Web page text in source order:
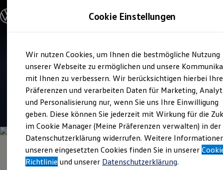
Hauptinhalt
springen
Footer
springen
Modelle & Konfigurator
Nutzfahrzeugkategorien entdecken
Modelle konfigurieren
Vorgängermodelle und Oldtimer
Vorgängermodelle
Oldtimer
Bulli Historie
Branchenlösungen & Gewerbekunden
Umbaulösungen und Hersteller finden
Auf- und Umbauten entdecken & konfigurieren
Groß- und Sonderkunden
Großkunden
Kommunen & Behörden
Journalisten
Sportvereine
Branchenlösungen
Verkauf und Service
W. POTTHOFF
Nutzfahrzeuge
4.1|56 Bewertungen
Cookie Einstellungen
Wir nutzen Cookies, um Ihnen die bestmögliche Nutzung
unserer Webseite zu ermöglichen und unsere
mit Ihnen zu verbessern. Wir berücksichtigen hierbei Ihre
Präferenzen und verarbeiten Daten für Marketing,
und Personalisierung nur, wenn Sie uns Ihre Einwilligung
geben. Diese können Sie jederzeit mit Wirkung für die
im Cookie Manager (Meine Präferenzen verwalten) in der
Datenschutzerklärung widerrufen. Weitere
unseren eingesetzten Cookies finden Sie in unserer
Richtlinie und unserer Datenschutzerklärung.